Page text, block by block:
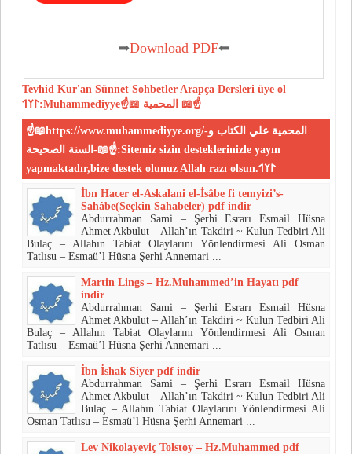
➡Download PDF⬅
Tevhid Kur'an Sünnet Sohbetler Arapça Dersleri üye ol
𐰃𐰠𐰯:Muhammediyye☝📖 المحمية 📖☝
☝📖https://www.muhammediyye.org/-المحمية علي الكتاب و
السنة الصحيحة-📖☝:Sitemiz sizin desteklerinizle yayın
yapmaktadır,bize destek olunuz Allah razı olsun.𐰃𐰠𐰯
İbn Hacer el-Askalani el-İsâbe fi temyizi’s-
Sahâbe(Seçkin Sahabeler) pdf indir
Abdurrahman Sami – Şerhi Esrarı Esmail Hüsna
Ahmet Akbulut – Allah’ın Takdiri ~ Kulun Tedbiri Ali
Bulaç – Allahın Tabiat Olaylarını Yönlendirmesi Ali Osman
Tatlısu – Esmaü’l Hüsna Şerhi Annemari ...
Martin Lings – Hz.Muhammed’in Hayatı pdf
indir
Abdurrahman Sami – Şerhi Esrarı Esmail Hüsna
Ahmet Akbulut – Allah’ın Takdiri ~ Kulun Tedbiri Ali
Bulaç – Allahın Tabiat Olaylarını Yönlendirmesi Ali Osman
Tatlısu – Esmaü’l Hüsna Şerhi Annemari ...
İbn İshak Siyer pdf indir
Abdurrahman Sami – Şerhi Esrarı Esmail Hüsna
Ahmet Akbulut – Allah’ın Takdiri ~ Kulun Tedbiri Ali
Bulaç – Allahın Tabiat Olaylarını Yönlendirmesi Ali
Osman Tatlısu – Esmaü’l Hüsna Şerhi Annemari ...
Lev Nikolayeviç Tolstoy – Hz.Muhammed pdf